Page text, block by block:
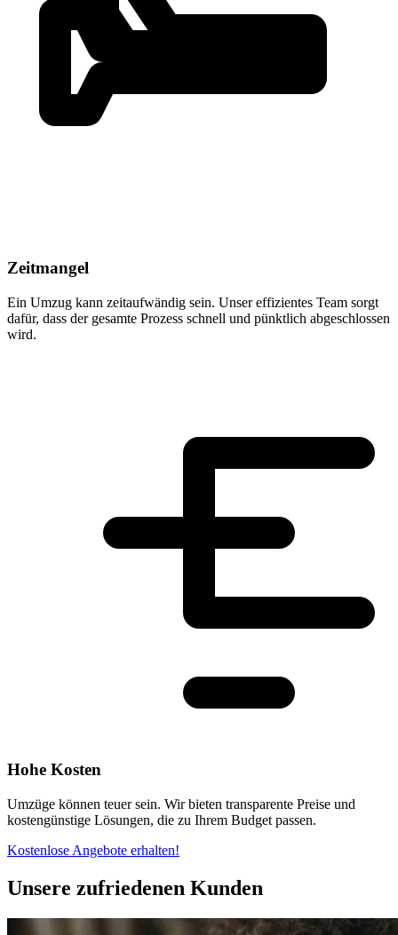
Zeitmangel
Ein Umzug kann zeitaufwändig sein. Unser effizientes Team sorgt
dafür, dass der gesamte Prozess schnell und pünktlich abgeschlossen
wird.
Hohe Kosten
Umzüge können teuer sein. Wir bieten transparente Preise und
kostengünstige Lösungen, die zu Ihrem Budget passen.
Kostenlose Angebote erhalten!
Unsere zufriedenen Kunden